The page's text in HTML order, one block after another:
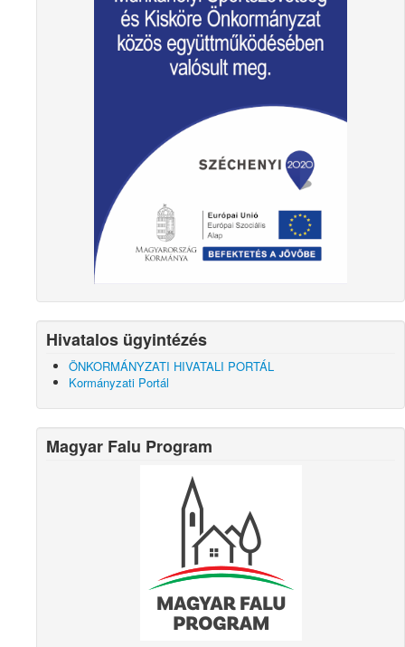
Hivatalos ügyintézés
ÖNKORMÁNYZATI HIVATALI PORTÁL
Kormányzati Portál
Magyar Falu Program